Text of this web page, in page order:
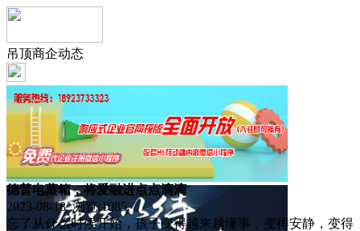
吊顶商企动态
德普电蒸箱，将爱融进点点滴滴
2023-08-18 浏览:1085
忘了从什么时候开始，孩子变得越来越懂事，变得安静，变得